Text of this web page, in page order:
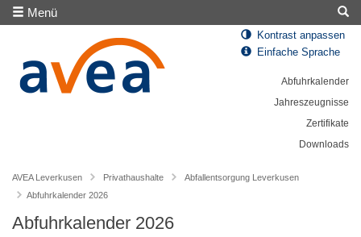
Menü
Kontrast anpassen
Einfache Sprache
Abfuhrkalender
Jahreszeugnisse
Zertifikate
Downloads
AVEA Leverkusen Privathaushalte
Abfallentsorgung Leverkusen
Abfuhrkalender 2026
Abfuhrkalender 2026